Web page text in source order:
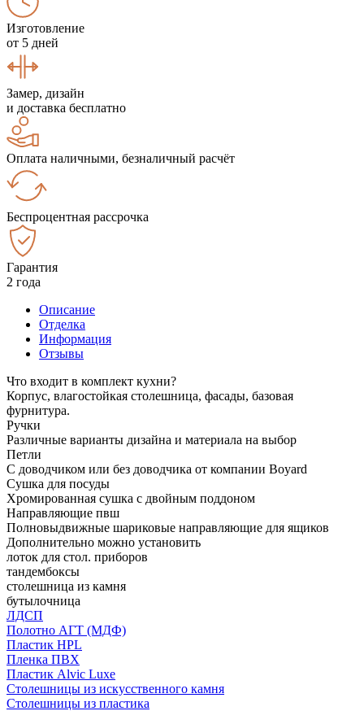
Изготовление
от 5 дней
Замер, дизайн
и доставка бесплатно
Оплата наличными, безналичный расчёт
Беспроцентная рассрочка
Гарантия
2 года
Описание
Отделка
Информация
Отзывы
Что входит в комплект кухни?
Корпус, влагостойкая столешница, фасады, базовая
фурнитура.
Ручки
Различные варианты дизайна и материала на выбор
Петли
С доводчиком или без доводчика от компании Boyard
Сушка для посуды
Хромированная сушка с двойным поддоном
Направляющие пвш
Полновыдвижные шариковые направляющие для ящиков
Дополнительно можно установить
лоток для стол. приборов
тандембоксы
столешница из камня
бутылочница
ЛДСП
Полотно АГТ (МДФ)
Пластик HPL
Пленка ПВХ
Пластик Alvic Luxe
Столешницы из искусственного камня
Столешницы из пластика